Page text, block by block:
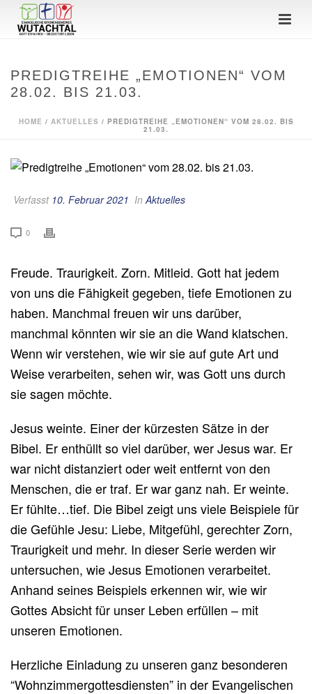
PREDIGTREIHE „EMOTIONEN“ VOM
28.02. BIS 21.03.
HOME / AKTUELLES / PREDIGTREIHE „EMOTIONEN“ VOM 28.02. BIS
21.03.
Verfasst 10. Februar 2021 In Aktuelles
0
Freude. Traurigkeit. Zorn. Mitleid. Gott hat jedem
von uns die Fähigkeit gegeben, tiefe Emotionen zu
haben. Manchmal freuen wir uns darüber,
manchmal könnten wir sie an die Wand klatschen.
Wenn wir verstehen, wie wir sie auf gute Art und
Weise verarbeiten, sehen wir, was Gott uns durch
sie sagen möchte.
Jesus weinte. Einer der kürzesten Sätze in der
Bibel. Er enthüllt so viel darüber, wer Jesus war. Er
war nicht distanziert oder weit entfernt von den
Menschen, die er traf. Er war ganz nah. Er weinte.
Er fühlte…tief. Die Bibel zeigt uns viele Beispiele für
die Gefühle Jesu: Liebe, Mitgefühl, gerechter Zorn,
Traurigkeit und mehr. In dieser Serie werden wir
untersuchen, wie Jesus Emotionen verarbeitet.
Anhand seines Beispiels erkennen wir, wie wir
Gottes Absicht für unser Leben erfüllen – mit
unseren Emotionen.
Herzliche Einladung zu unseren ganz besonderen
“Wohnzimmergottesdiensten” in der Evangelischen